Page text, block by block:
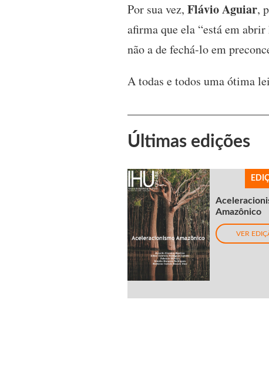
Por sua vez, Flávio Aguiar,
afirma que ela “está em
não a de fechá-lo em
A todas e todos uma ótima
Últimas edições
Amazônico
VER